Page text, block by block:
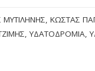
ΚΏΣΤΑΣ
,ΥΔΑΤΟΔΡΌΜΙΑ ,